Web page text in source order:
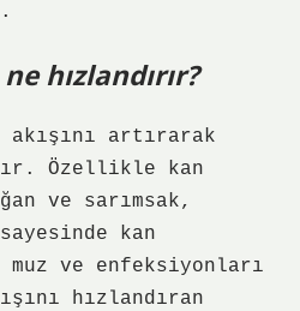
hızlandırır?
artırarak
Özellikle kan
ve sarımsak,
kan
muz ve enfeksiyonları
hızlandıran